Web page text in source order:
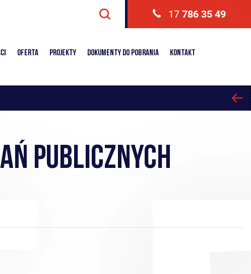
17 786 35 49
Oferta Projekty DOKUMENTY DO POBRANIA Kontakt
PUBLICZNYCH